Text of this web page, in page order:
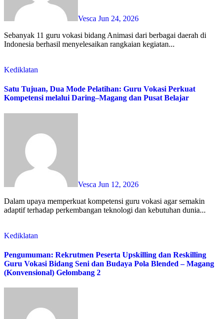
Vesca Jun 24, 2026
Sebanyak 11 guru vokasi bidang Animasi dari berbagai daerah di
Indonesia berhasil menyelesaikan rangkaian kegiatan...
Kediklatan
Satu Tujuan, Dua Mode Pelatihan: Guru Vokasi Perkuat
Kompetensi melalui Daring–Magang dan Pusat Belajar
Vesca Jun 12, 2026
Dalam upaya memperkuat kompetensi guru vokasi agar semakin
adaptif terhadap perkembangan teknologi dan kebutuhan dunia...
Kediklatan
Pengumuman: Rekrutmen Peserta Upskilling dan Reskilling
Guru Vokasi Bidang Seni dan Budaya Pola Blended – Magang
(Konvensional) Gelombang 2